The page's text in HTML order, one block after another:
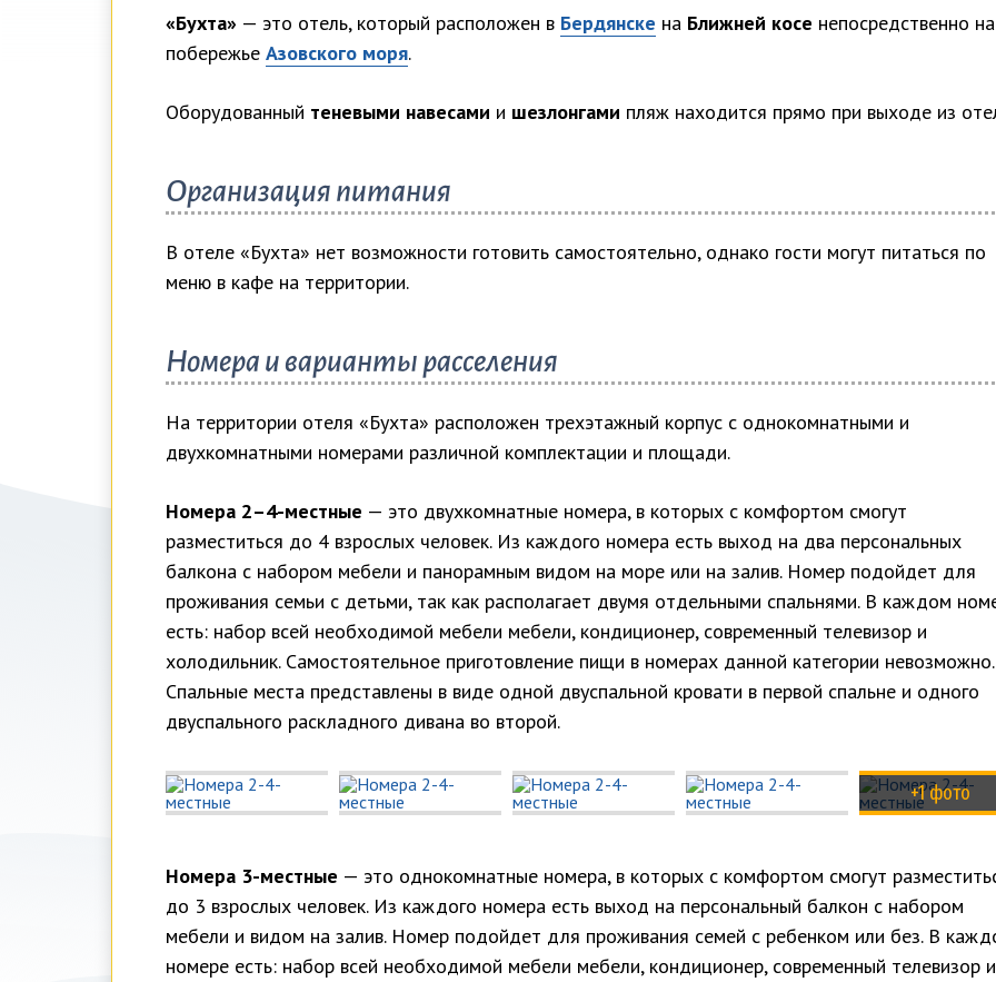
«Бухта»— это отель, который расположен в Бердянске на Ближней косе непосредственно на
побережье Азовского моря.
Оборудованный теневыми навесами и шезлонгами пляж находится прямо при выходе из
Организация питания
В отеле «Бухта» нет возможности готовить самостоятельно, однако гости могут питаться по
меню в кафе на территории.
Номера и варианты расселения
На территории отеля «Бухта» расположен трехэтажный корпус с однокомнатными и
двухкомнатными номерами различной комплектации и площади.
Номера 2–4-местные — это двухкомнатные номера, в которых с комфортом смогут
разместиться до 4 взрослых человек. Из каждого номера есть выход на два персональных
балкона с набором мебели и панорамным видом на море или на залив. Номер подойдет для
проживания семьи с детьми, так как располагает двумя отдельными спальнями. В каждом
есть: набор всей необходимой мебели мебели, кондиционер, современный телевизор и
холодильник. Самостоятельное приготовление пищи в номерах данной категории невозможно.
Спальные места представлены в виде одной двуспальной кровати в первой спальне и одного
двуспального раскладного дивана во второй.
+1 фото
Номера 3-местные — это однокомнатные номера, в которых с комфортом смогут
до 3 взрослых человек. Из каждого номера есть выход на персональный балкон с набором
мебели и видом на залив. Номер подойдет для проживания семей с ребенком или без. В
номере есть: набор всей необходимой мебели мебели, кондиционер, современный телевизор и